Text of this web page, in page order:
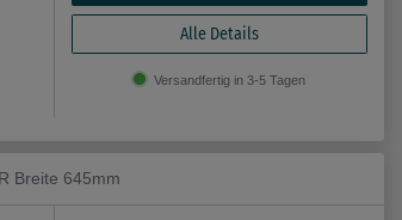
Alle Details
Versandfertig in 3-5 Tagen
Breite 645mm